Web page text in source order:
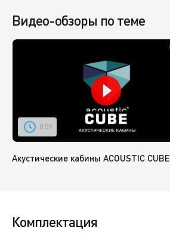
Видео-обзоры по теме
0:59
Акустические кабины ACOUSTIC CUBE
Комплектация